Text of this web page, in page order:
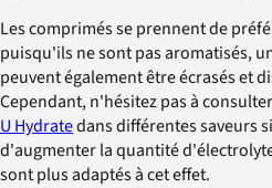
Les comprimés se prennent de
puisqu'ils ne sont pas aromatisés,
peuvent également être écrasés et
Cependant, n'hésitez pas à
U Hydratedans différentes saveurs
d'augmenter la quantité
sont plus adaptés à cet effet.